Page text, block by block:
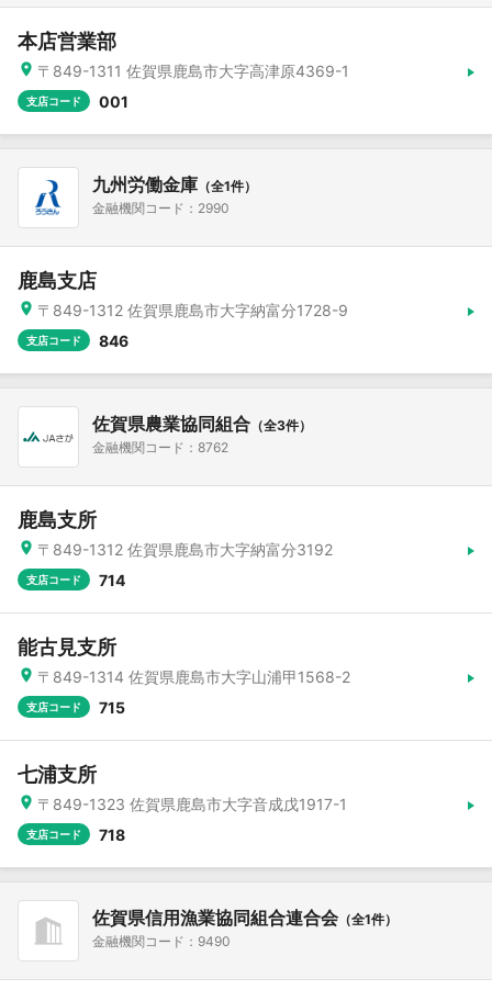
本店営業部
〒849-1311 佐賀県鹿島市大字高津原4369-1
支店コード 001
九州労働金庫 （全1件）
金融機関コード：2990
鹿島支店
〒849-1312 佐賀県鹿島市大字納富分1728-9
支店コード 846
佐賀県農業協同組合 （全3件）
金融機関コード：8762
鹿島支所
〒849-1312 佐賀県鹿島市大字納富分3192
支店コード 714
能古見支所
〒849-1314 佐賀県鹿島市大字山浦甲1568-2
支店コード 715
七浦支所
〒849-1323 佐賀県鹿島市大字音成戊1917-1
支店コード 718
佐賀県信用漁業協同組合連合会 （全1件）
金融機関コード：9490